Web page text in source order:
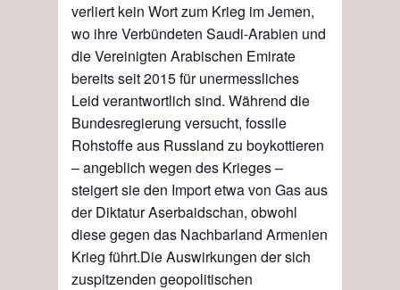
verliert kein Wort zum Krieg im Jemen,
wo ihreVerbündeten Saudi-Arabien und
die Vereinigten Arabischen Emirate
bereits seit 2015 für unermessliches
Leid verantwortlich sind. Während die
Bundesregierung versucht, fossile
Rohstoffe aus Russland zu boykottieren
– angeblich wegen des Krieges –
steigertsieden Import etwa von Gas aus
der DiktaturAserbaidschan, obwohl
diese gegen das Nachbarland Armenien
Krieg führt.Die Auswirkungen der sich
zuspitzenden geopolitischen